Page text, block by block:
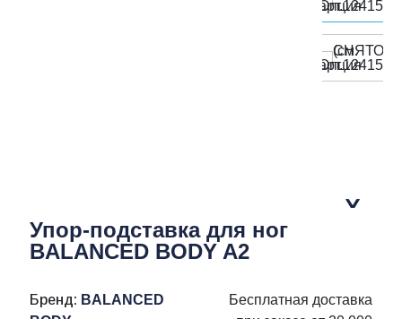
Упор-подставка для ног
BALANCED BODY A2
Бренд: BALANCED
Бесплатная доставка